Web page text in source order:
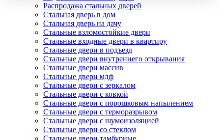
Распродажа стальных дверей
Стальная дверь в дом
Стальная дверь на дачу
Стальные взломостойкие двери
Стальные входные двери в квартиру
Стальные двери в подъезд
Стальные двери внутреннего открывания
Стальные двери массив
Стальные двери мдф
Стальные двери с зеркалом
Стальные двери с ковкой
Стальные двери с порошковым напылением
Стальные двери с терморазрывом
Стальные двери с шумоизоляцией
Стальные двери со стеклом
Стальные двери тамбурные
использования систем аналитики (например,
Яндекс.Метрика), в соответствии с нашей
обработки персональных данных.
Если вы не хотите, чтобы ваши данные обрабатывались,
настройте ограничения в браузере или покиньте сайт.